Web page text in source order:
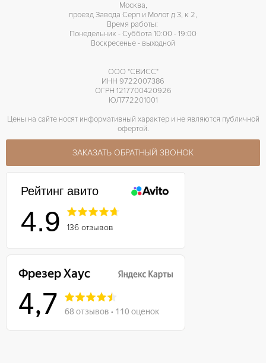
Москва,
проезд Завода Серп и Молот д 3, к 2,
Время работы:
Понедельник - Суббота 10:00 - 19:00
Воскресенье - выходной
ООО "СВИСС"
ИНН 9722007386
ОГРН 1217700420926
ЮЛ772201001
Цены на сайте носят информативный характер и не являются публичной
офертой.
ЗАКАЗАТЬ ОБРАТНЫЙ ЗВОНОК
Рейтинг авито
4.9 136 отзывов